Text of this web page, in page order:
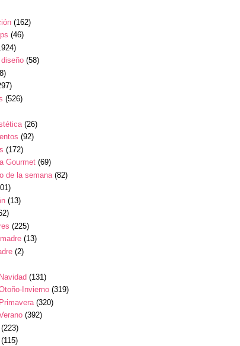
(162)
(46)
(58)
(526)
(26)
(92)
(172)
Gourmet (69)
de la semana (82)
(13)
(225)
(13)
(2)
(131)
Invierno (319)
(320)
(392)
(223)
(115)